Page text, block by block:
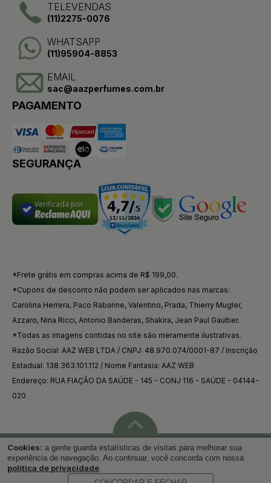
TELEVENDAS
(11)2275-0076
WHATSAPP
(11)95904-8853
EMAIL
sac@aazperfumes.com.br
PAGAMENTO
SEGURANÇA
Verificada por
*Frete grátis em compras acima de R$ 199,00.
*Cupons de desconto não podem ser aplicados nas marcas:
Carolina Herrera, Paco Rabanne, Valentino, Prada, Thierry Mugler,
Azzaro, Nina Ricci, Antonio Banderas, Shakira, Jean Paul Gaultier.
*Todas as imagens contidas no site são meramente ilustrativas.
Razão Social: AAZ WEB LTDA / CNPJ: 48.970.074/0001-87 / Inscrição
Estadual: 138.363.101.112 / Nome Fantasia: AAZ WEB
Endereço: RUA FIAÇÃO DA SAÚDE - 145 - CONJ 116 - SAÚDE - 04144-
020
Voltar ao topo
Cookies: a gente guarda estatísticas de visitas para melhorar sua
experiência de navegação. Ao continuar, você concorda com nossa
política de privacidade.